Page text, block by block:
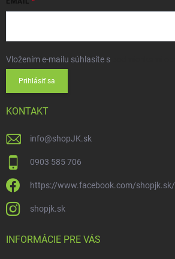
Vložením e-mailu súhlasíte s
Prihlásiť sa
KONTAKT
info@shopJK.sk
0903 585 706
https://www.facebook.com/shopjk.sk/
shopjk.sk
INFORMÁCIE PRE VÁS